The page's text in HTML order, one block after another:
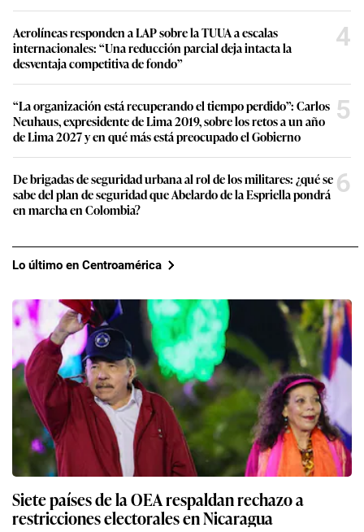
Aerolíneas responden a LAP sobre la TUUA a escalas
internacionales: “Una reducción parcial deja intacta la
desventaja competitiva de fondo”
4
“La organización está recuperando el tiempo perdido”: Carlos
Neuhaus, expresidente de Lima 2019, sobre los retos a un año
de Lima 2027 y en qué más está preocupado el Gobierno
5
De brigadas de seguridad urbana al rol de los militares: ¿qué se
sabe del plan de seguridad que Abelardo de la Espriella pondrá
en marcha en Colombia?
6
Lo último en Centroamérica
Siete países de la OEA respaldan rechazo a
restricciones electorales en Nicaragua